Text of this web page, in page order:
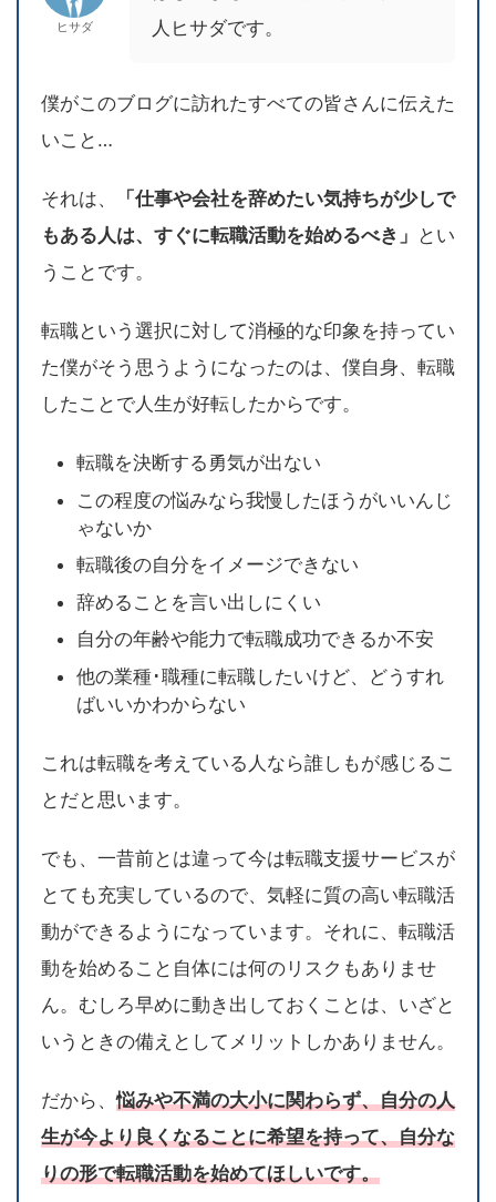
ヒサダ
人ヒサダです。
僕がこのブログに訪れたすべての皆さんに伝えた
いこと…
それは、
「仕事や会社を辞めたい気持ちが少しで
もある人は、すぐに転職活動を始めるべき」 とい
うことです。
転職という選択に対して消極的な印象を持ってい
た僕がそう思うようになったのは、僕自身、転職
したことで人生が好転したからです。
転職を決断する勇気が出ない
この程度の悩みなら我慢したほうがいいんじ
ゃないか
転職後の自分をイメージできない
辞めることを言い出しにくい
自分の年齢や能力で転職成功できるか不安
他の業種･職種に転職したいけど、どうすれ
ばいいかわからない
これは転職を考えている人なら誰しもが感じるこ
とだと思います。
でも、一昔前とは違って今は転職支援サービスが
とても充実しているので、気軽に質の高い転職活
動ができるようになっています。それに、転職活
動を始めること自体には何のリスクもありませ
ん。むしろ早めに動き出しておくことは、いざと
いうときの備えとしてメリットしかありません。
だから、悩みや不満の大小に関わらず、自分の人
生が今より良くなることに希望を持って、自分な
りの形で転職活動を始めてほしいです。